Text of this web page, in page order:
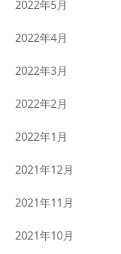
2022年5月
2022年4月
2022年3月
2022年2月
2022年1月
2021年12月
2021年11月
2021年10月